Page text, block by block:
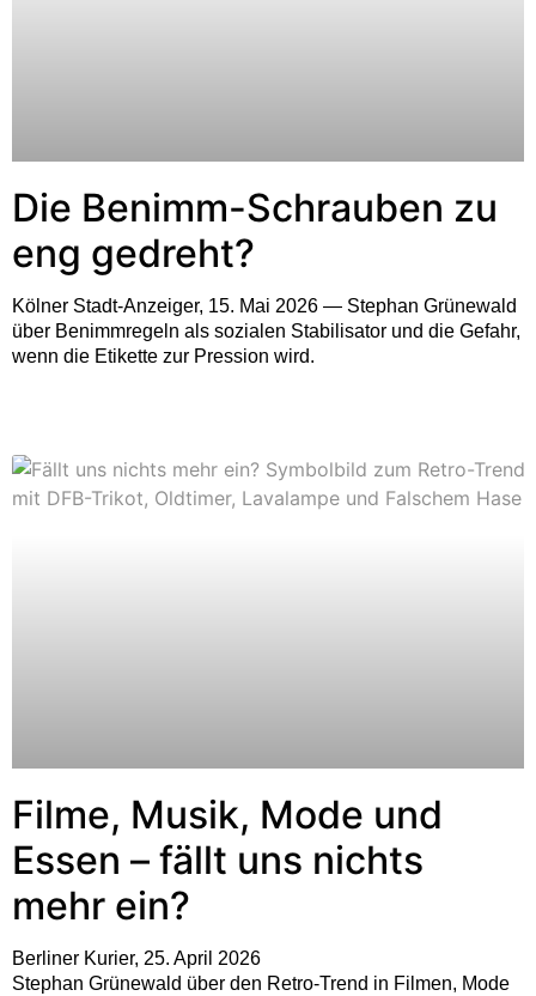
Die Benimm-Schrauben zu
eng gedreht?
Kölner Stadt-Anzeiger, 15. Mai 2026 — Stephan Grünewald
über Benimmregeln als sozialen Stabilisator und die Gefahr,
wenn die Etikette zur Pression wird.
Filme, Musik, Mode und
Essen – fällt uns nichts
mehr ein?
Berliner Kurier, 25. April 2026
Stephan Grünewald über den Retro-Trend in Filmen, Mode